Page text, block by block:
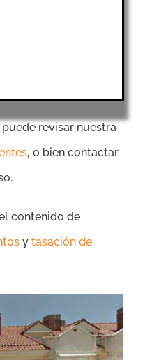
revisar nuestra
, o bien contactar
contenido de
y tasación de